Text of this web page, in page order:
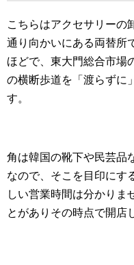
こちらはアクセサリーの
通り向かいにある両替所
ほどで、東大門総合市場
の横断歩道を「渡らずに
す。
角は韓国の靴下や民芸品
なので、そこを目印にす
しい営業時間は分かりま
とがありその時点で開店